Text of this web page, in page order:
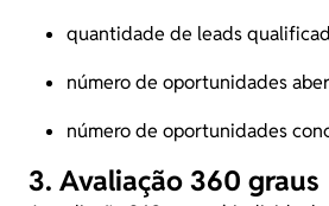
quantidade de leads
número de oportunidades
número de oportunidades
3. Avaliação 360 graus